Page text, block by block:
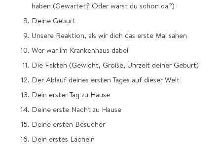
haben (Gewartet? Oder warst du schon da?)
Deine Geburt
Unsere Reaktion, als wir dich das erste Mal sahen
Wer war im Krankenhaus dabei
Die Fakten (Gewicht, Größe, Uhrzeit deiner Geburt)
Der Ablauf deines ersten Tages auf dieser Welt
Dein erster Tag zu Hause
Deine erste Nacht zu Hause
Deine ersten Besucher
Dein erstes Lächeln